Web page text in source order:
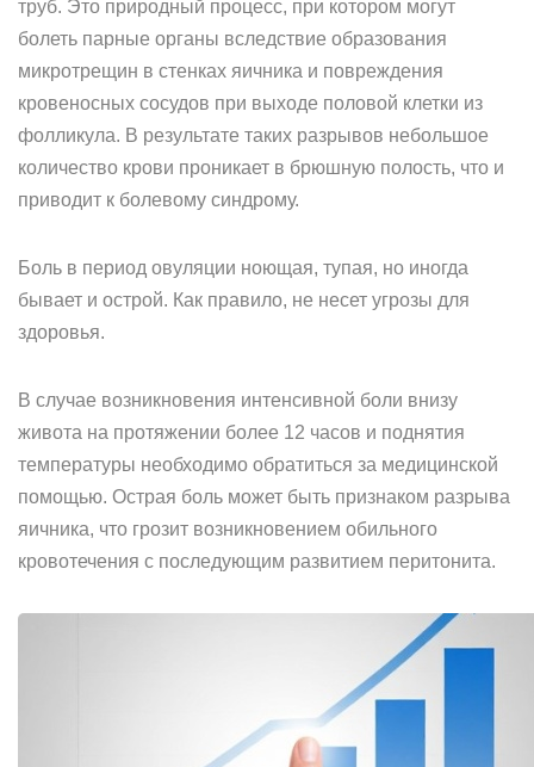
труб. Это природный процесс, при котором могут
болеть парные органы вследствие образования
микротрещин в стенках яичника и повреждения
кровеносных сосудов при выходе половой клетки из
фолликула. В результате таких разрывов небольшое
количество крови проникает в брюшную полость, что и
приводит к болевому синдрому.
Боль в период овуляции ноющая, тупая, но иногда
бывает и острой. Как правило, не несет угрозы для
здоровья.
В случае возникновения интенсивной боли внизу
живота на протяжении более 12 часов и поднятия
температуры необходимо обратиться за медицинской
помощью. Острая боль может быть признаком разрыва
яичника, что грозит возникновением обильного
кровотечения с последующим развитием перитонита.